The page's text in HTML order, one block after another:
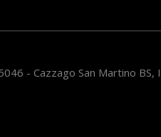
- Cazzago San Martino BS,